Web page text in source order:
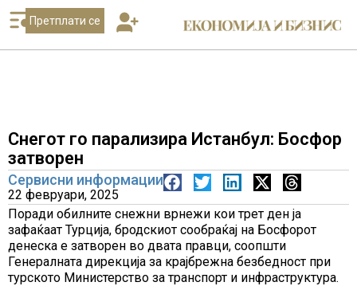
Претплати се
Снегот го парализира Истанбул: Босфор
затворен
Сервисни информации
22 февруари, 2025
Поради обилните снежни врнежи кои трет ден ја
зафаќаат Турција, бродскиот сообраќај на Босфорот
денеска е затворен во двата правци, соопшти
Генералната дирекција за крајбрежна безбедност при
турското Министерство за транспорт и инфраструктура.